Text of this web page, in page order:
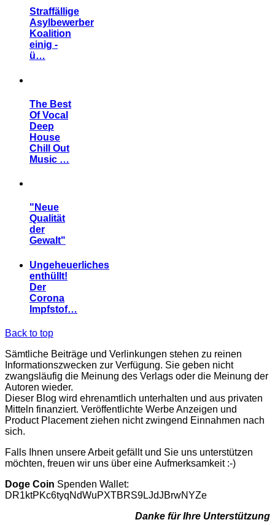
Straffällige
Asylbewerber
Koalition
einig -
ü…
The Best
Of Vocal
Deep
House
Chill Out
Music …
"Neue
Qualität
der
Gewalt"
Ungeheuerliches
enthüllt!
Der
Corona
Impfstof…
Back to top
Sämtliche Beiträge und Verlinkungen stehen zu reinen
Informationszwecken zur Verfügung. Sie geben nicht
zwangsläufig die Meinung des Verlags oder die Meinung der
Autoren wieder.
Dieser Blog wird ehrenamtlich unterhalten und aus privaten
Mitteln finanziert. Veröffentlichte Werbe Anzeigen und
Product Placement ziehen nicht zwingend Einnahmen nach
sich.
Falls Ihnen unsere Arbeit gefällt und Sie uns unterstützen
möchten, freuen wir uns über eine Aufmerksamkeit :-)
Doge Coin Spenden Wallet:
DR1ktPKc6tyqNdWuPXTBRS9LJdJBrwNYZe
Danke für Ihre Unterstützung